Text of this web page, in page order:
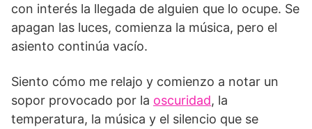
con interés la llegada de alguien que lo ocupe. Se
apagan las luces, comienza la música, pero el
asiento continúa vacío.
Siento cómo me relajo y comienzo a notar un
sopor provocado por la oscuridad, la
temperatura, la música y el silencio que se